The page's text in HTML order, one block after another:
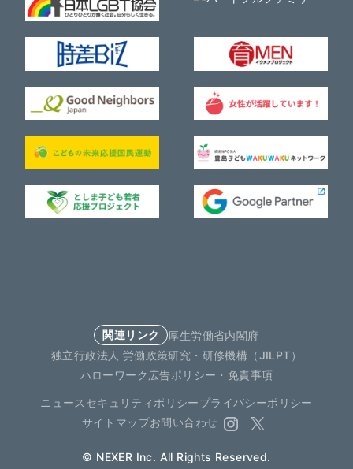
関連リンク 厚生労働省内閣府
独立行政法人 労働政策研究・研修機構（JILPT）
ハローワーク広告ポリシー・免責事項
ニュース セキュリティポリシープライバシーポリシー
サイトマップお問い合わせ
© NEXER Inc. All Rights Reserved.